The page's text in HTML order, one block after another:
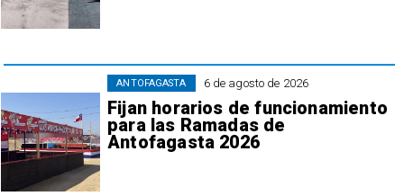
6 de agosto de 2026
Fijan horarios de funcionamiento
para las Ramadas de
Antofagasta 2026
ANTOFAGASTA